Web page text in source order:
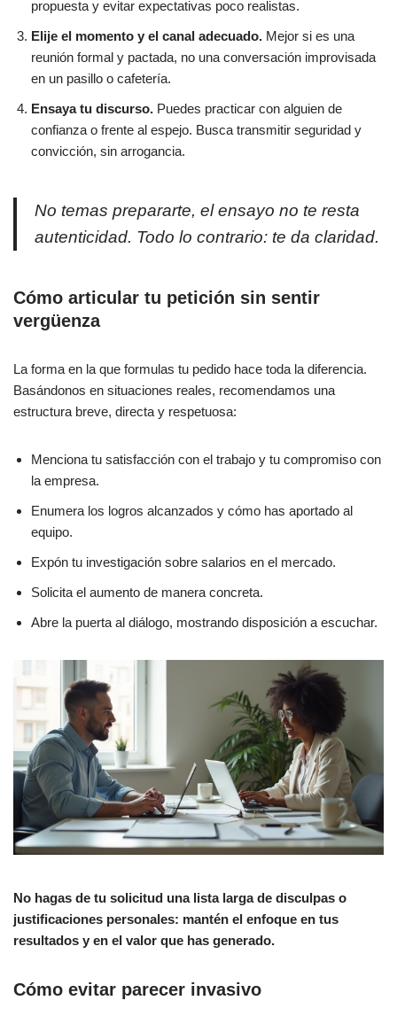
propuesta y evitar expectativas poco realistas.
Elije el momento y el canal adecuado. Mejor si es una
reunión formal y pactada, no una conversación improvisada
en un pasillo o cafetería.
Ensaya tu discurso. Puedes practicar con alguien de
confianza o frente al espejo. Busca transmitir seguridad y
convicción, sin arrogancia.
No temas prepararte, el ensayo no te resta
autenticidad. Todo lo contrario: te da claridad.
Cómo articular tu petición sin sentir
vergüenza
La forma en la que formulas tu pedido hace toda la diferencia.
Basándonos en situaciones reales, recomendamos una
estructura breve, directa y respetuosa:
Menciona tu satisfacción con el trabajo y tu compromiso con
la empresa.
Enumera los logros alcanzados y cómo has aportado al
equipo.
Expón tu investigación sobre salarios en el mercado.
Solicita el aumento de manera concreta.
Abre la puerta al diálogo, mostrando disposición a escuchar.
No hagas de tu solicitud una lista larga de disculpas o
justificaciones personales: mantén el enfoque en tus
resultados y en el valor que has generado.
Cómo evitar parecer invasivo